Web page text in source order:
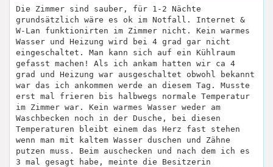
Die Zimmer sind sauber, für 1-2 Nächte
grundsätzlich wäre es ok im Notfall. Internet &
W-Lan funktionirten im Zimmer nicht. Kein warmes
Wasser und Heizung wird bei 4 grad gar nicht
eingeschaltet. Man kann sich auf ein Kühlraum
gefasst machen! Als ich ankam hatten wir ca 4
grad und Heizung war ausgeschaltet obwohl bekannt
war das ich ankommen werde an diesem Tag. Musste
erst mal frieren bis halbwegs normale Temperatur
im Zimmer war. Kein warmes Wasser weder am
Waschbecken noch in der Dusche, bei diesen
Temperaturen bleibt einem das Herz fast stehen
wenn man mit kaltem Wasser duschen und Zähne
putzen muss. Beim auschecken und nach dem ich es
3 mal gesagt habe, meinte die Besitzerin